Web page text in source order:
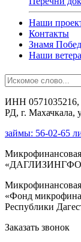
Наши
Контакты
Знамя
Наши
ИНН 0571035216,
РД, г. Махачкала,
займы: 56-02-65
«Фонд
Республики
Заказать звонок